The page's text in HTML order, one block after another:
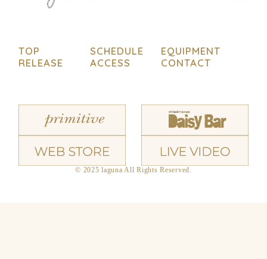
TOP SCHEDULE
EQUIPMENT
RELEASE
ACCESS CONTACT
© 2025 laguna All Rights Reserved.